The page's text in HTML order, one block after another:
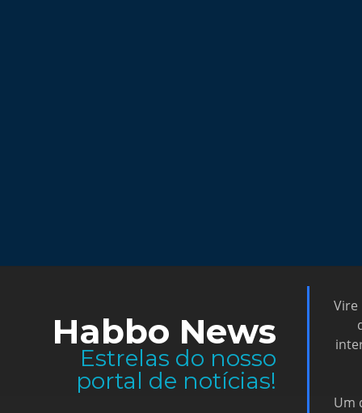
Habbo News
Estrelas do nosso
portal de notícias!
Vire
Um